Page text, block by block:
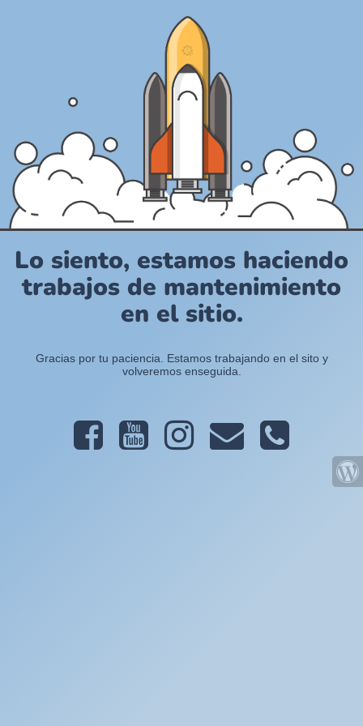
Lo siento, estamos haciendo
trabajos de mantenimiento
en el sitio.
Gracias por tu paciencia. Estamos trabajando en el sito y
volveremos enseguida.